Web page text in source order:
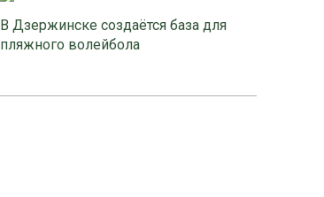
В Дзержинске создаётся база для
пляжного волейбола